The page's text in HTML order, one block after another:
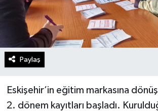
Paylaş
Eskişehir’in eğitim markasına
2. dönem kayıtları başladı.
Sağlık
Spor
Teknoloji
Yaşam